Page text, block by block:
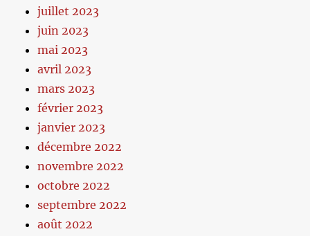
juillet 2023
juin 2023
mai 2023
avril 2023
mars 2023
février 2023
janvier 2023
décembre 2022
novembre 2022
octobre 2022
septembre 2022
août 2022